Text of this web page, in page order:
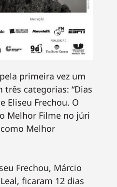
primeira vez um
categorias: “Dias
Eliseu Frechou. O
Melhor Filme no júri
Melhor
Frechou, Márcio
ficaram 12 dias